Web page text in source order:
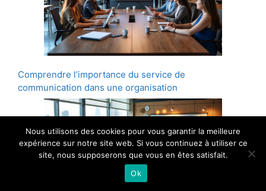
Comprendre l’importance du service de
communication dans une organisation
Nous utilisons des cookies pour vous garantir la meilleure
expérience sur notre site web. Si vous continuez à utiliser ce
site, nous supposerons que vous en êtes satisfait.
Ok